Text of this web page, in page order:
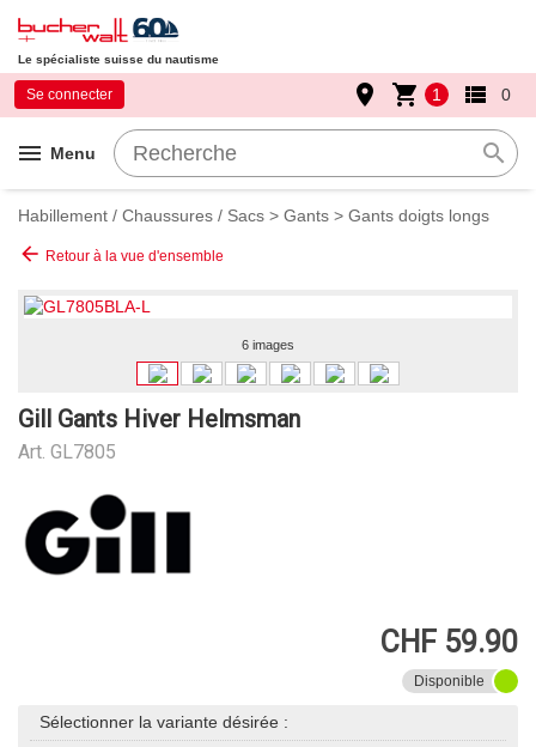
Le spécialiste suisse du nautisme
menu Menu search
Se connecter place shopping_cart 1 view_list 0
Habillement / Chaussures / Sacs > Gants > Gants doigts longs
arrow_back Retour à la vue d'ensemble
6 images
Gill Gants Hiver Helmsman
Art. GL7805
CHF 59.90
Disponible
Sélectionner la variante désirée :